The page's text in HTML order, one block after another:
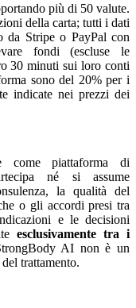
più di 50 valute.
della carta; tutti i dati
da Stripe o PayPal con
fondi (escluse le
30 minuti sui loro conti
sono del 20% per i
indicate nei prezzi dei
come piattaforma di
né si assume
la qualità del
o gli accordi presi tra
e le decisioni
esclusivamente tra i
AI non è un
trattamento.